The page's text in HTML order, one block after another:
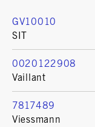
GV10010
SIT
0020122908
Vaillant
7817489
Viessmann